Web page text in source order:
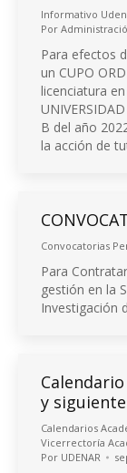
Informativo
Por
Para efectos
un CUPO
licenciatura en
B del año
la acción de
Convocatorias
Para
gestión en la
Investigación
y
Calendarios
Vicerrectoría
Por UDENAR